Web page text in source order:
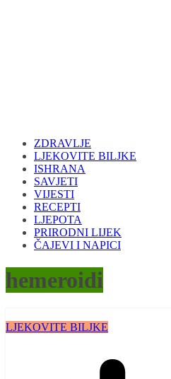
ZDRAVLJE
LJEKOVITE BILJKE
ISHRANA
SAVJETI
VIJESTI
RECEPTI
LJEPOTA
PRIRODNI LIJEK
ČAJEVI I NAPICI
hemeroidi
LJEKOVITE BILJKE